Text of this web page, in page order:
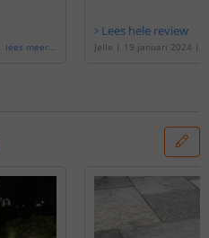
lees meer...
Lees hele review
Jelle | 19 januari 2024 |